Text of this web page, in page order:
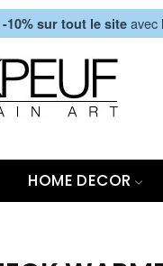
-10% sur tout le site avec
HOME DECOR